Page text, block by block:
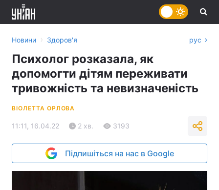
Новини › Здоров'я рус
Психолог розказала, як
допомогти дітям переживати
тривожність та невизначеність
ВІОЛЕТТА ОРЛОВА
11:11, 16.04.22 2 хв. 3193
Підпишіться на нас в Google